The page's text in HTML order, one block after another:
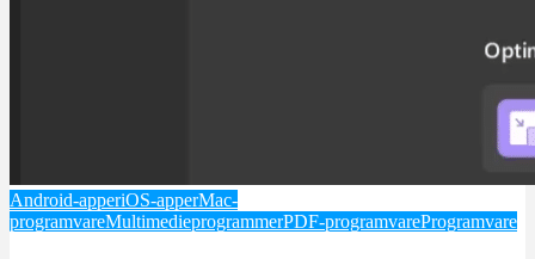
Android-apperiOS-apperMac-
programvareMultimedieprogrammerPDF-programvareProgramvare